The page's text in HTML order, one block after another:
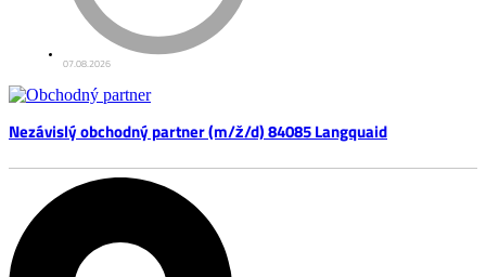
07.08.2026
Nezávislý obchodný partner (m/ž/d) 84085 Langquaid